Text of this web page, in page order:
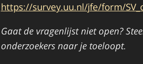
https://survey.uu.nl/jfe/form/
Gaat de vragenlijst niet open?
onderzoekers naar je toeloopt.